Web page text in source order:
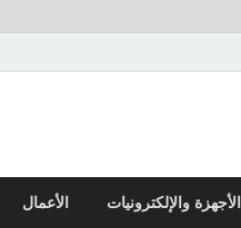
الأجهزة والإلكترونيات الأعمال